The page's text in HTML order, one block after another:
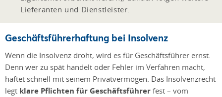
Lieferanten und Dienstleister.
Geschäftsführerhaftung bei Insolvenz
Wenn die Insolvenz droht, wird es für Geschäftsführer ernst.
Denn wer zu spät handelt oder Fehler im Verfahren macht,
haftet schnell mit seinem Privatvermögen. Das Insolvenzrecht
legt klare Pflichten für Geschäftsführer fest – vom